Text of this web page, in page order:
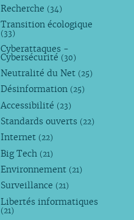
Recherche (34)
Transition écologique
(33)
Cyberattaques -
Cybersécurité (30)
Neutralité du Net (25)
Désinformation (25)
Accessibilité (23)
Standards ouverts (22)
Internet (22)
Big Tech (21)
Environnement (21)
Surveillance (21)
Libertés informatiques
(21)